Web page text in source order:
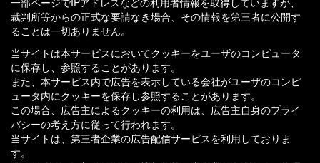
裁判所等からの正式な要請なき場合、その情報を第三者に公開す
ることは一切ありません。
当サイトは本サービスにおいてクッキーをユーザのコンピュータ
に保存し、参照することがあります。
また、本サービス内で広告を表示している会社がユーザのコンピ
ュータ内にクッキーを保存し参照することがあります。
この場合、広告主によるクッキーの利用は、広告主自身のプライ
バシーの考え方に従って行われます。
当サイトは、第三者企業の広告配信サービスを利用しておりま
す。